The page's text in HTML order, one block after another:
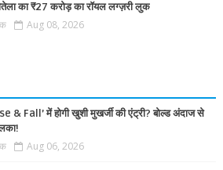
का ₹27 करोड़ का रॉयल लग्ज़री लुक
Aug 08, 2026
& Fall’ में होगी खुशी मुखर्जी की एंट्री? बोल्ड अंदाज से
Aug 06, 2026